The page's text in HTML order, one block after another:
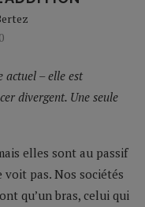
– elle est
divergent. Une seule
elles sont au passif
voit pas. Nos sociétés
qu’un bras, celui qui